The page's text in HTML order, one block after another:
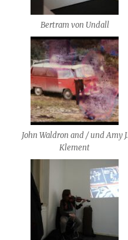
Bertram von Undall
John Waldron and / und Amy J.
Klement